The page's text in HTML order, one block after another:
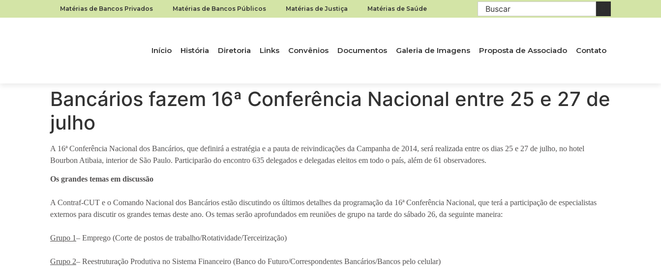
Matérias de Bancos Privados Matérias de Bancos Públicos Matérias de Justiça Matérias de Saúde
Início História Diretoria Links Convênios Documentos Galeria de Imagens Proposta de Associado Contato
Bancários fazem 16ª Conferência Nacional entre 25 e 27 de
julho
A 16ª Conferência Nacional dos Bancários, que definirá a estratégia e a pauta de reivindicações da Campanha de 2014, será realizada entre os dias 25 e 27 de julho, no hotel
Bourbon Atibaia, interior de São Paulo. Participarão do encontro 635 delegados e delegadas eleitos em todo o país, além de 61 observadores.
Os grandes temas em discussão
A Contraf-CUT e o Comando Nacional dos Bancários estão discutindo os últimos detalhes da programação da 16ª Conferência Nacional, que terá a participação de especialistas
externos para discutir os grandes temas deste ano. Os temas serão aprofundados em reuniões de grupo na tarde do sábado 26, da seguinte maneira:
Grupo 1– Emprego (Corte de postos de trabalho/Rotatividade/Terceirização)
Grupo 2– Reestruturação Produtiva no Sistema Financeiro (Banco do Futuro/Correspondentes Bancários/Bancos pelo celular)